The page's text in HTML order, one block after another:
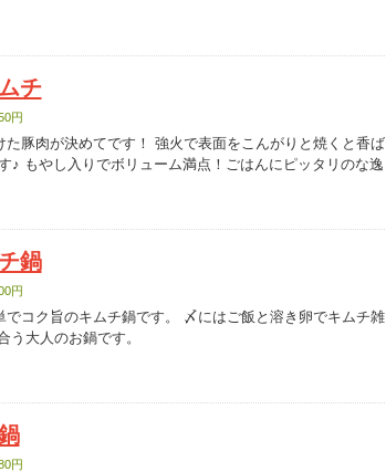
チ
円
豚肉が決めてです！ 強火で表面をこんがりと焼くと香ば
♪ もやし入りでボリューム満点！ごはんにピッタリのな逸
鍋
円
コク旨のキムチ鍋です。 〆にはご飯と溶き卵でキムチ雑
大人のお鍋です。
円